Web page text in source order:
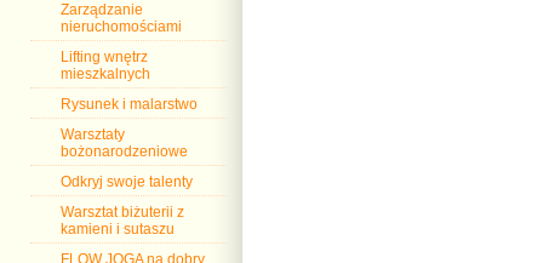
Zarządzanie
nieruchomościami
Lifting wnętrz
mieszkalnych
Rysunek i malarstwo
Warsztaty
bożonarodzeniowe
Odkryj swoje talenty
Warsztat biżuterii z
kamieni i sutaszu
FLOW JOGA na dobry